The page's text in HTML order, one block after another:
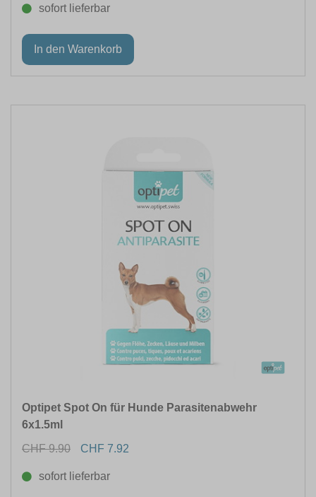
sofort lieferbar
Optipet Spot On für Hunde Parasitenabwehr
6x1.5ml
CHF 9.90
CHF 7.92
sofort lieferbar